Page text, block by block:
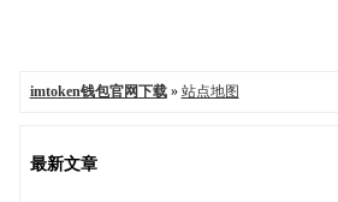
imtoken钱包官网下载» 站点地图
最新文章